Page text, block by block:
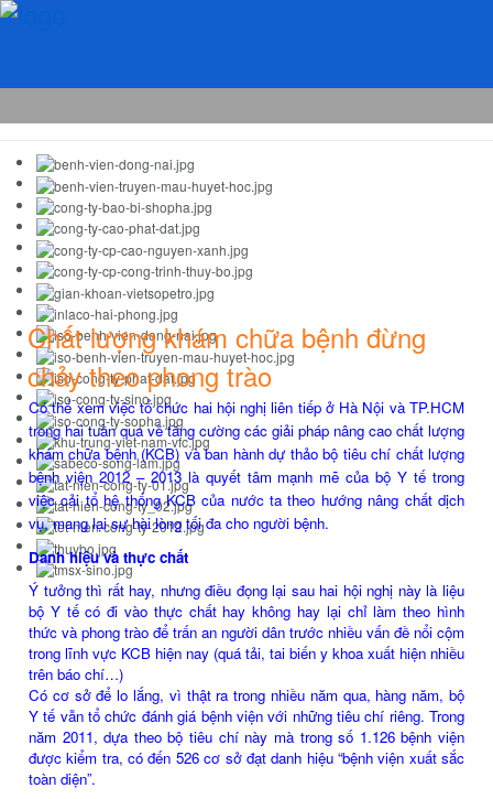
Chất lượng khám chữa bệnh đừng
chảy theo phong trào
Có thể xem việc tổ chức hai hội nghị liên tiếp ở Hà Nội và TP.HCM
trong hai tuần qua về tăng cường các giải pháp nâng cao chất lượng
khám chữa bệnh (KCB) và ban hành dự thảo bộ tiêu chí chất lượng
bệnh viện 2012 – 2013 là quyết tâm mạnh mẽ của bộ Y tế trong
việc cải tổ hệ thống KCB của nước ta theo hướng nâng chất dịch
vụ, mang lại sự hài lòng tối đa cho người bệnh.
Danh hiệu và thực chất
Ý tưởng thì rất hay, nhưng điều đọng lại sau hai hội nghị này là liệu
bộ Y tế có đi vào thực chất hay không hay lại chỉ làm theo hình
thức và phong trào để trấn an người dân trước nhiều vấn đề nổi cộm
trong lĩnh vực KCB hiện nay (quá tải, tai biến y khoa xuất hiện nhiều
trên báo chí…)
Có cơ sở để lo lắng, vì thật ra trong nhiều năm qua, hàng năm, bộ
Y tế vẫn tổ chức đánh giá bệnh viện với những tiêu chí riêng. Trong
năm 2011, dựa theo bộ tiêu chí này mà trong số 1.126 bệnh viện
được kiểm tra, có đến 526 cơ sở đạt danh hiệu “bệnh viện xuất sắc
toàn diện”.